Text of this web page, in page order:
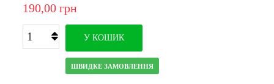
190,00 грн
У КОШИК
ШВИДКЕ ЗАМОВЛЕННЯ